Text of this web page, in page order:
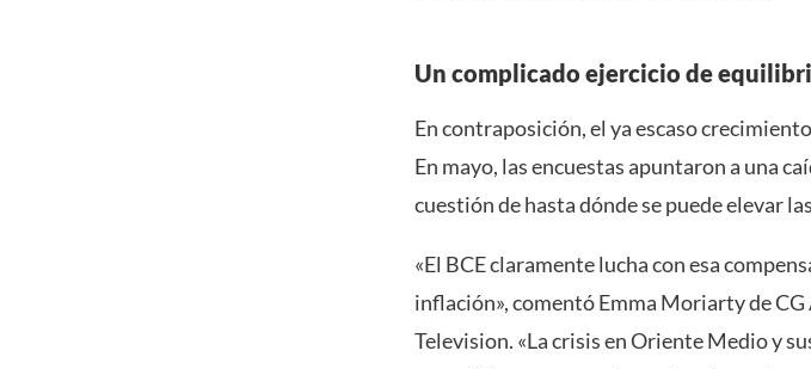
Un complicado ejercicio de
En contraposición, el ya escaso
En mayo, las encuestas apuntaron a una
cuestión de hasta dónde se puede elevar
«El BCE claramente lucha con esa
inflación», comentó Emma Moriarty de
Television. «La crisis en Oriente Medio y